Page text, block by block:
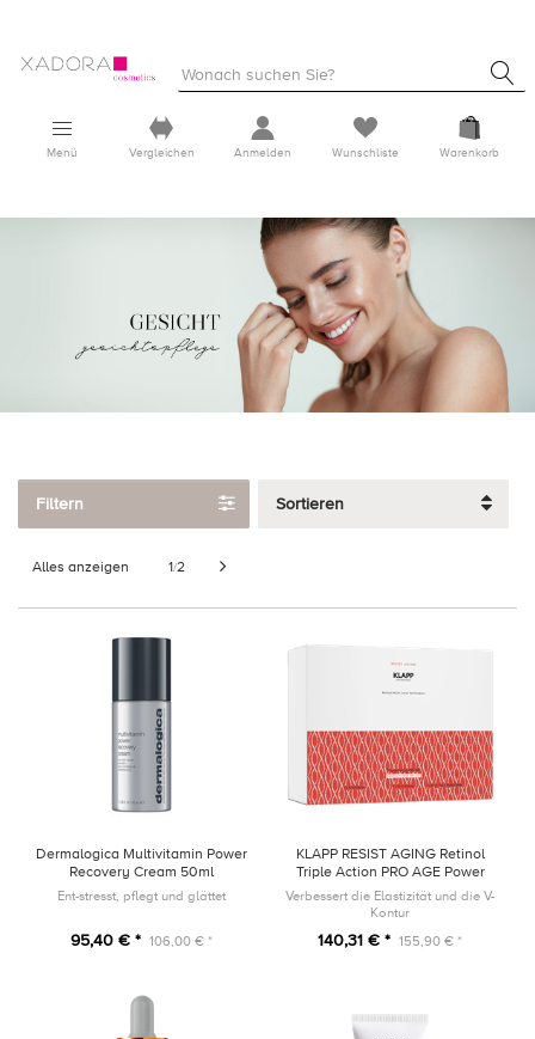
Menü Vergleichen Anmelden Wunschliste Warenkorb
Filtern Sortieren
Alles anzeigen 1/2
Dermalogica Multivitamin Power
Recovery Cream 50ml
Ent-stresst, pflegt und glättet
95,40 € * 106,00 € *
KLAPP RESIST AGING Retinol
Triple Action PRO AGE Power
Trio SET
Verbessert die Elastizität und die V-
Kontur
140,31 € * 155,90 € *